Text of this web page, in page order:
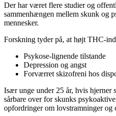
Der har været flere studier og
sammenhængen mellem skunk og
mennesker.
Forskning tyder på, at højt THC-
Psykose-lignende tilstande
Depression og angst
Forværret skizofreni hos
Især unge under 25 år, hvis hjerner
sårbare over for skunks
opfordringer om lovstramninger og